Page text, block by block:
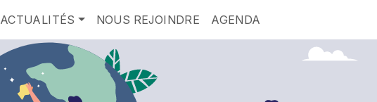
ACTUALITÉS NOUS REJOINDRE AGENDA